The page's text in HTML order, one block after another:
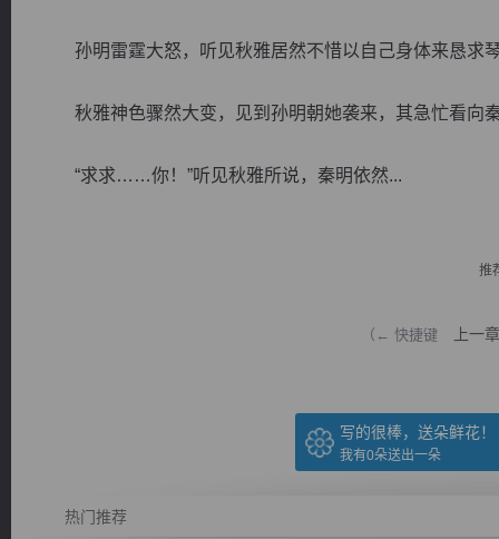
孙明雷霆大怒，听见秋雅居然不惜以自己身体来恳求
秋雅神色骤然大变，见到孙明朝她袭来，其急忙看向秦
“求求……你！”听见秋雅所说，秦明依然...
推
（← 快捷键 上一章
写的很棒，送朵鲜花！
我有0朵送出一朵
热门推荐